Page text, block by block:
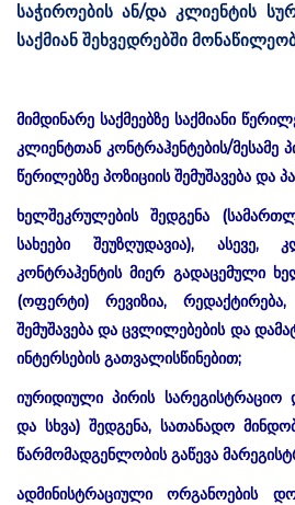
საჭიროების ან/და კლიენტის
საქმიან შეხვედრებში
მიმდინარე საქმეებზე საქმიანი
კლიენტთან კონტრაჰენტების/მესამე
წერილებზე პოზიციის შემუშავება და
ხელშეკრულების შედგენა
სახეები შეუზღუდავია), ასევე,
კონტრაჰენტის მიერ გადაცემული
(ოფერტი) რევიზია, რედაქტირება,
შემუშავება და ცვლილებების და
ინტერსების გათვალისწინებით;
იურიდიული პირის სარეგისტრაციო
და სხვა) შედგენა, სათანადო
წარმომადგენლობის გაწევა
ადმინისტრაციული ორგანოების